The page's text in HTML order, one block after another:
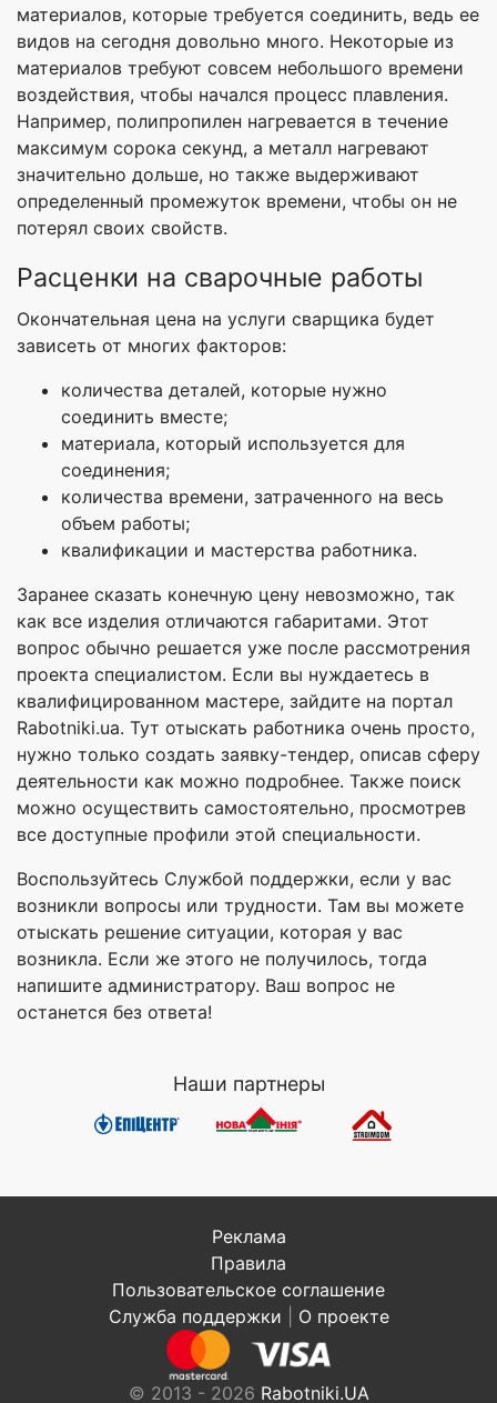
материалов, которые требуется соединить, ведь ее
видов на сегодня довольно много. Некоторые из
материалов требуют совсем небольшого времени
воздействия, чтобы начался процесс плавления.
Например, полипропилен нагревается в течение
максимум сорока секунд, а металл нагревают
значительно дольше, но также выдерживают
определенный промежуток времени, чтобы он не
потерял своих свойств.
Расценки на сварочные работы
Окончательная цена на услуги сварщика будет
зависеть от многих факторов:
количества деталей, которые нужно
соединить вместе;
материала, который используется для
соединения;
количества времени, затраченного на весь
объем работы;
квалификации и мастерства работника.
Заранее сказать конечную цену невозможно, так
как все изделия отличаются габаритами. Этот
вопрос обычно решается уже после рассмотрения
проекта специалистом. Если вы нуждаетесь в
квалифицированном мастере, зайдите на портал
Rabotniki.ua. Тут отыскать работника очень просто,
нужно только создать заявку-тендер, описав сферу
деятельности как можно подробнее. Также поиск
можно осуществить самостоятельно, просмотрев
все доступные профили этой специальности.
Воспользуйтесь Службой поддержки, если у вас
возникли вопросы или трудности. Там вы можете
отыскать решение ситуации, которая у вас
возникла. Если же этого не получилось, тогда
напишите администратору. Ваш вопрос не
останется без ответа!
Наши партнеры
Реклама
Правила
Пользовательское соглашение
Служба поддержки
О проекте
© 2013 - 2026 Rabotniki.UA